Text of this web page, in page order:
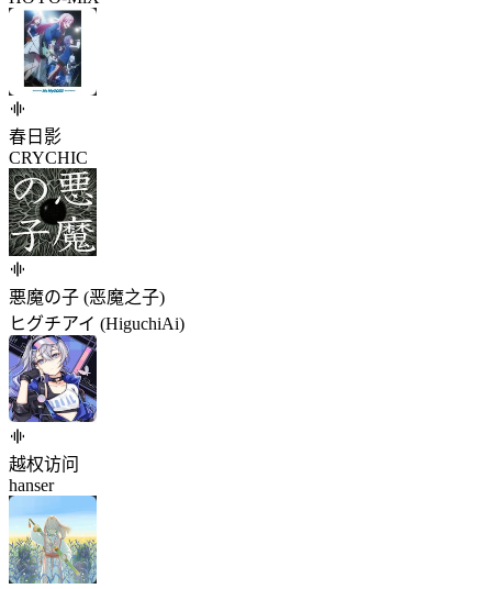
春日影
CRYCHIC
悪魔の子 (恶魔之子)
ヒグチアイ (HiguchiAi)
越权访问
hanser